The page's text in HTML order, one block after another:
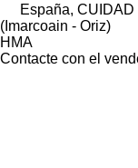
España,
(Imarcoain - Oriz)
HMA
Contacte con el